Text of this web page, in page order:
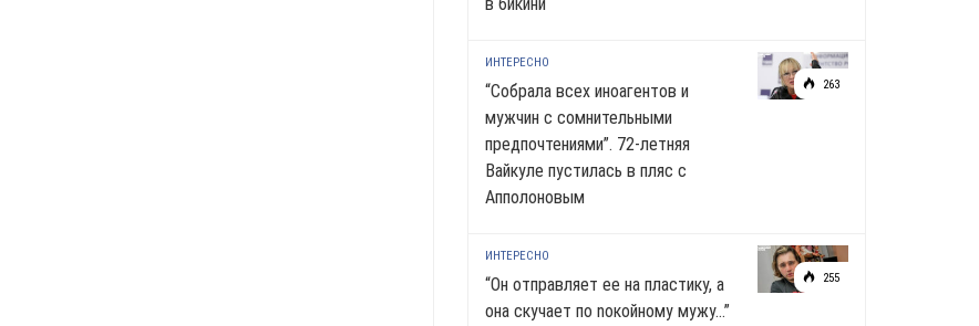
263
ИНТЕРЕСНО
“Собрала всех иноагентов и
мужчин с сомнительными
предпочтениями”. 72-летняя
Вайкуле пустилась в пляс с
Апполоновым
255
ИНТЕРЕСНО
“Он отправляет ее на пластику, а
она скучает по noкoйномy мужу…”